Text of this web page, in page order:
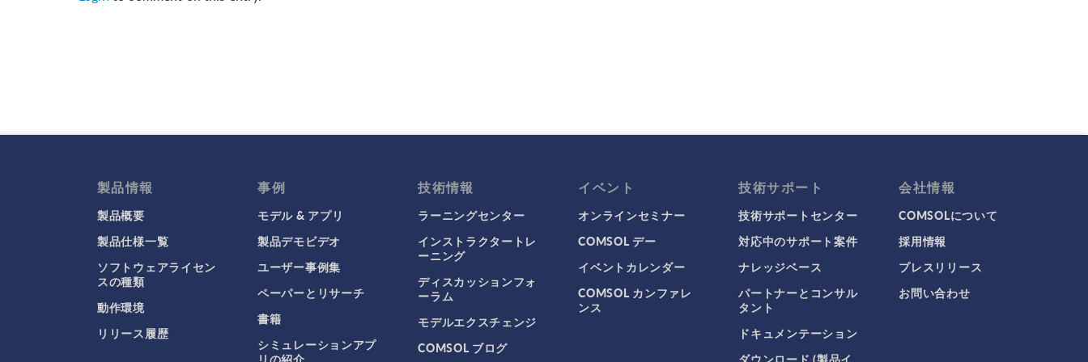
製品情報
製品概要
製品仕様一覧
ソフトウェアライセン
スの種類
動作環境
リリース履歴
事例
モデル & アプリ
製品デモビデオ
ユーザー事例集
ペーパーとリサーチ
書籍
シミュレーションアプ
リの紹介
技術情報
ラーニングセンター
インストラクタートレ
ーニング
ディスカッションフォ
ーラム
モデルエクスチェンジ
COMSOL ブログ
イベント
オンラインセミナー
COMSOL デー
イベントカレンダー
COMSOL カンファレ
ンス
技術サポート
技術サポートセンター
対応中のサポート案件
ナレッジベース
パートナーとコンサル
タント
ドキュメンテーション
ダウンロード (製品イ
会社情報
COMSOLについて
採用情報
プレスリリース
お問い合わせ